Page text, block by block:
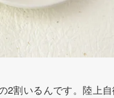
2割いるんです。陸上